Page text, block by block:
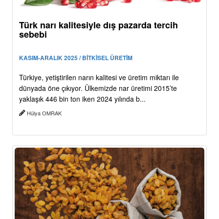
Türk narı kalitesiyle dış pazarda tercih
sebebi
KASIM-ARALIK 2025 / BİTKİSEL ÜRETİM
Türkiye, yetiştirilen narın kalitesi ve üretim miktarı ile
dünyada öne çıkıyor. Ülkemizde nar üretimi 2015’te
yaklaşık 446 bin ton iken 2024 yılında b...
Hülya OMRAK